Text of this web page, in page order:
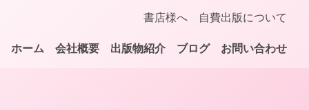
書店様へ 自費出版について
ホーム 会社概要 出版物紹介 ブログ お問い合わせ